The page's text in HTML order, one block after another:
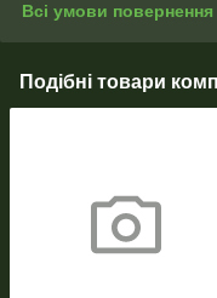
Всі умови повернення
Подібні товари